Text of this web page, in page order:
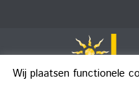
Wij plaatsen functionele